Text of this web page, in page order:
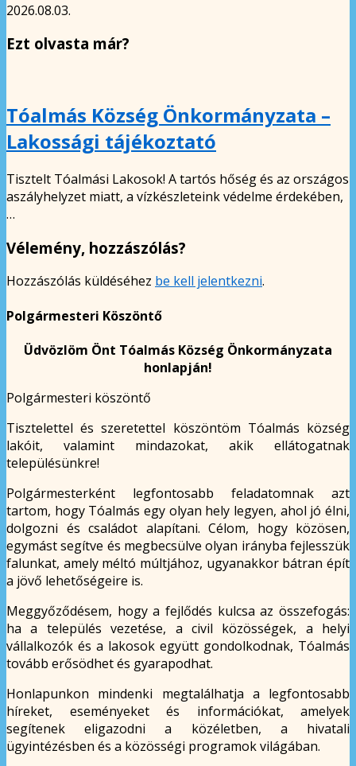
2026.08.03.
Ezt olvasta már?
Tóalmás Község Önkormányzata –
Lakossági tájékoztató
Tisztelt Tóalmási Lakosok! A tartós hőség és az országos
aszályhelyzet miatt, a vízkészleteink védelme érdekében,
…
Vélemény, hozzászólás?
Hozzászólás küldéséhez be kell jelentkezni.
Polgármesteri Köszöntő
Üdvözlöm Önt Tóalmás Község Önkormányzata
honlapján!
Polgármesteri köszöntő
Tisztelettel és szeretettel köszöntöm Tóalmás község
lakóit, valamint mindazokat, akik ellátogatnak
településünkre!
Polgármesterként legfontosabb feladatomnak azt
tartom, hogy Tóalmás egy olyan hely legyen, ahol jó élni,
dolgozni és családot alapítani. Célom, hogy közösen,
egymást segítve és megbecsülve olyan irányba fejlesszük
falunkat, amely méltó múltjához, ugyanakkor bátran épít
a jövő lehetőségeire is.
Meggyőződésem, hogy a fejlődés kulcsa az összefogás:
ha a település vezetése, a civil közösségek, a helyi
vállalkozók és a lakosok együtt gondolkodnak, Tóalmás
tovább erősödhet és gyarapodhat.
Honlapunkon mindenki megtalálhatja a legfontosabb
híreket, eseményeket és információkat, amelyek
segítenek eligazodni a közéletben, a hivatali
ügyintézésben és a közösségi programok világában.